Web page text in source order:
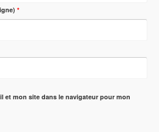
*
et mon site dans le navigateur pour mon